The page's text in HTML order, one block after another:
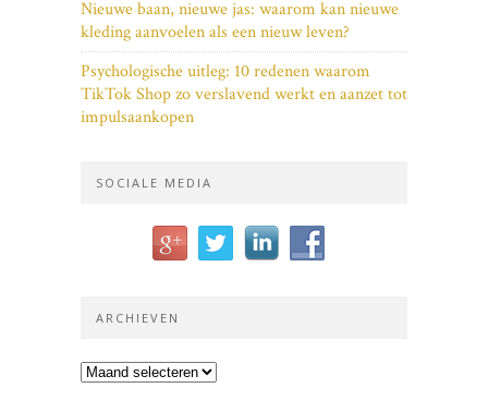
Nieuwe baan, nieuwe jas: waarom kan nieuwe
kleding aanvoelen als een nieuw leven?
Psychologische uitleg: 10 redenen waarom
TikTok Shop zo verslavend werkt en aanzet tot
impulsaankopen
SOCIALE MEDIA
ARCHIEVEN
Archieven